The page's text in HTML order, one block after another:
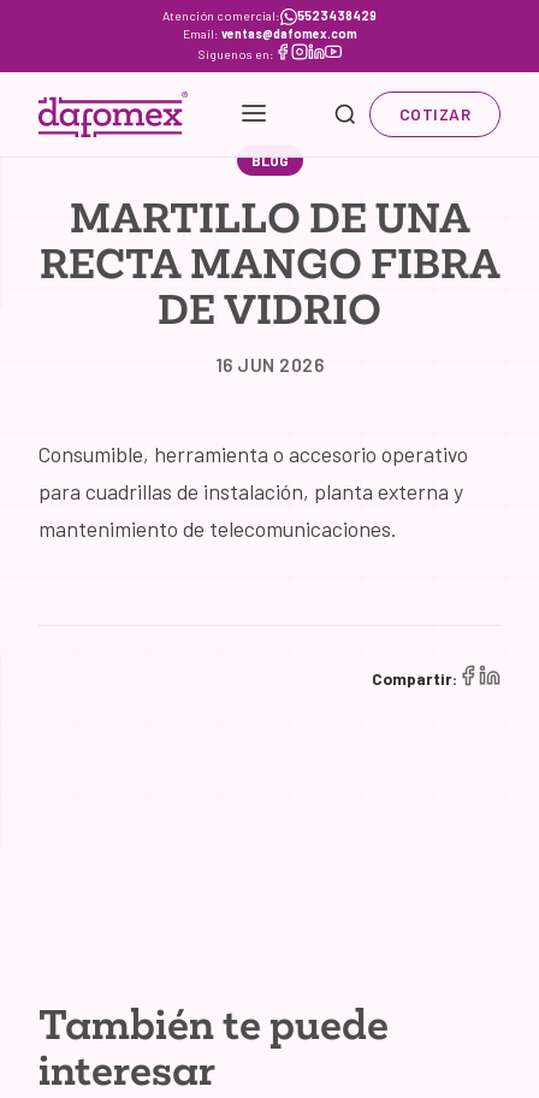
content
Atención comercial:
5523438429
Email: ventas@dafomex.com
Síguenos en:
COTIZAR
BLOG
MARTILLO DE UNA
RECTA MANGO FIBRA
DE VIDRIO
16 JUN 2026
Consumible, herramienta o accesorio operativo
para cuadrillas de instalación, planta externa y
mantenimiento de telecomunicaciones.
Compartir:
También te puede
interesar